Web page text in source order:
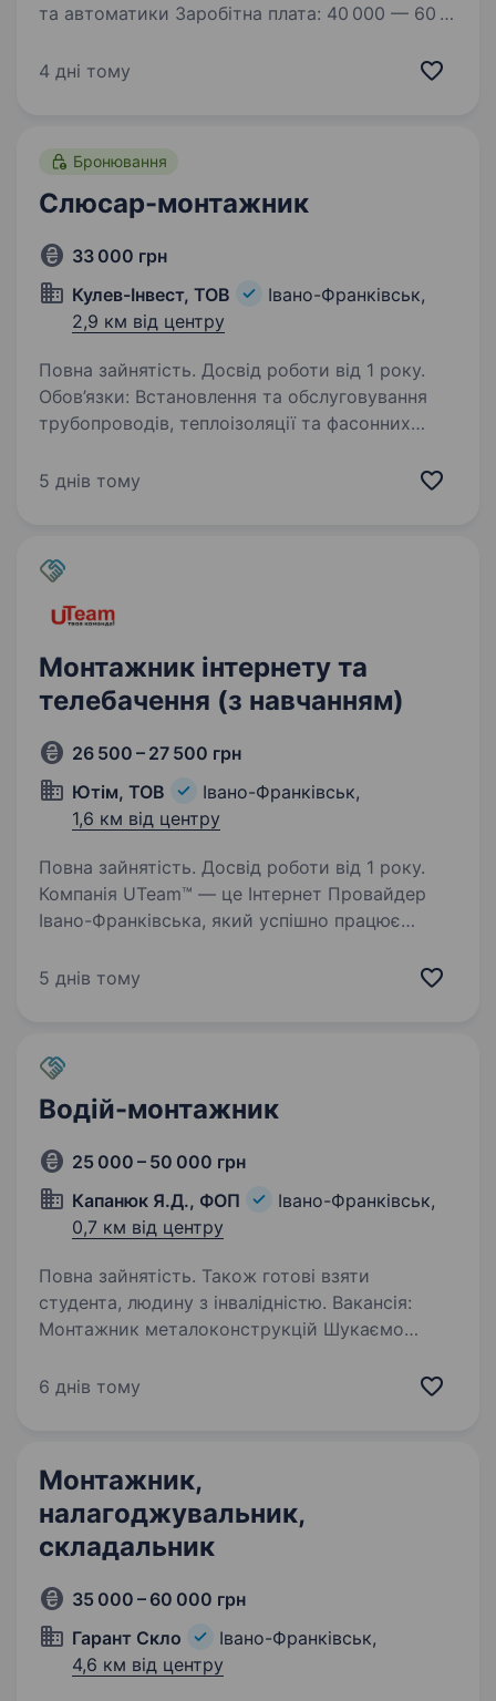
та автоматики Заробітна плата: 40 000 — 60
виконаних монтажів. Верхньої межі немає.
4 дні тому
Бронювання
Слюсар-монтажник
33 000 грн
Кулев-Інвест, ТОВ
Івано-Франківськ,
2,9 км від центру
Повна зайнятість. Досвід роботи від 1 року.
Обов’язки: Встановлення та обслуговування
трубопроводів, теплоізоляції та фасонних
модульних котелень різної потужності.
5 днів тому
Монтажник інтернету та
телебачення (з навчанням)
26 500 – 27 500 грн
Ютім, ТОВ
Івано-Франківськ,
1,6 км від центру
Повна зайнятість. Досвід роботи від 1 року.
Компанія UTeam™ — це Інтернет Провайдер
Івано-Франківська, який успішно працює
технологій з 2007 року та динамічно
5 днів тому
Водій-монтажник
25 000 – 50 000 грн
Капанюк Я.Д., ФОП
Івано-Франківськ,
0,7 км від центру
Повна зайнятість. Також готові взяти
студента, людину з інвалідністю. Вакансія:
Монтажник металоконструкцій Шукаємо
монтажника. Обов’язки: Монтаж
6 днів тому
Монтажник,
налагоджувальник,
складальник
35 000 – 60 000 грн
Гарант Скло
Івано-Франківськ,
4,6 км від центру